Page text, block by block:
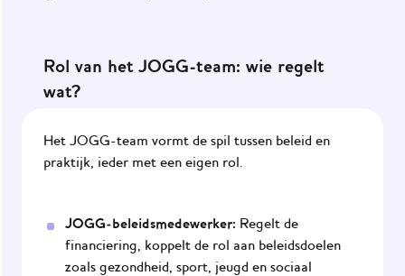
Rol van het JOGG-team: wie regelt
wat?
Het JOGG-team vormt de spil tussen beleid en
praktijk, ieder met een eigen rol.
JOGG-beleidsmedewerker: Regelt de
financiering, koppelt de rol aan beleidsdoelen
zoals gezondheid, sport, jeugd en sociaal